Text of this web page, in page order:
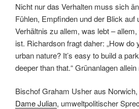
Nicht nur das Verhalten muss sich
Fühlen, Empfinden und der Blick auf
Verhältnis zu allem, was lebt –
ist. Richardson fragt daher: „How do
urban nature? It’s easy to build a
deeper than that.“ Grünanlagen
Bischof Graham Usher aus Norwich,
Dame Julian, umweltpolitischer